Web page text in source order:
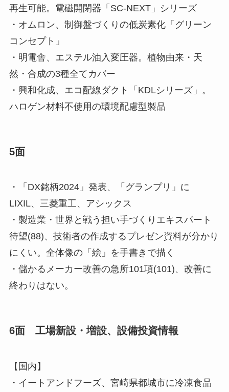
再生可能。電磁開閉器「SC-NEXT」シリーズ
・オムロン、制御盤づくりの低炭素化「グリーン
コンセプト」
・明電舎、エステル油入変圧器。植物由来・天
然・合成の3種全てカバー
・興和化成、エコ配線ダクト「KDLシリーズ」。
ハロゲン材料不使用の環境配慮型製品
5面
・「DX銘柄2024」発表、「グランプリ」に
LIXIL、三菱重工、アシックス
・製造業・世界と戦う担い手づくりエキスパート
待望(88)、技術者の作成するプレゼン資料が分かり
にくい。全体像の「絵」を手書きで描く
・儲かるメーカー改善の急所101項(101)、改善に
終わりはない。
6面 工場新設・増設、設備投資情報
【国内】
・イートアンドフーズ、宮崎県都城市に冷凍食品